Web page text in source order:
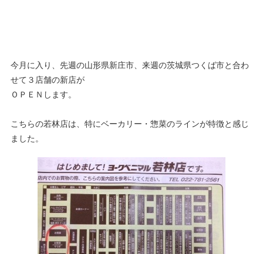
今月に入り、先週の山形県新庄市、来週の茨城県つくば市と合わ
せて３店舗の新店が
ＯＰＥＮします。
こちらの若林店は、特にベーカリー・惣菜のラインが特徴と感じ
ました。